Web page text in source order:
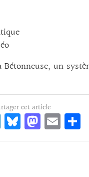
un
cet article
Li
n
Bl
ue
M
as
E
m